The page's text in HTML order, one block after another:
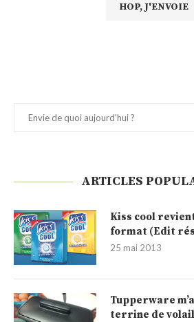
ARTICLES
Kiss cool
format (Edit
25 mai 2013
Tupperware
terrine de